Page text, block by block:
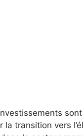
sont
la transition vers